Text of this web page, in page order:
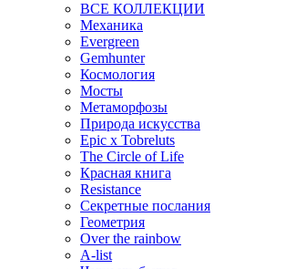
ВСЕ КОЛЛЕКЦИИ
Механика
Evergreen
Gemhunter
Космология
Мосты
Метаморфозы
Природа искусства
Epic x Tobreluts
The Circle of Life
Красная книга
Resistance
Секретные послания
Геометрия
Over the rainbow
A-list